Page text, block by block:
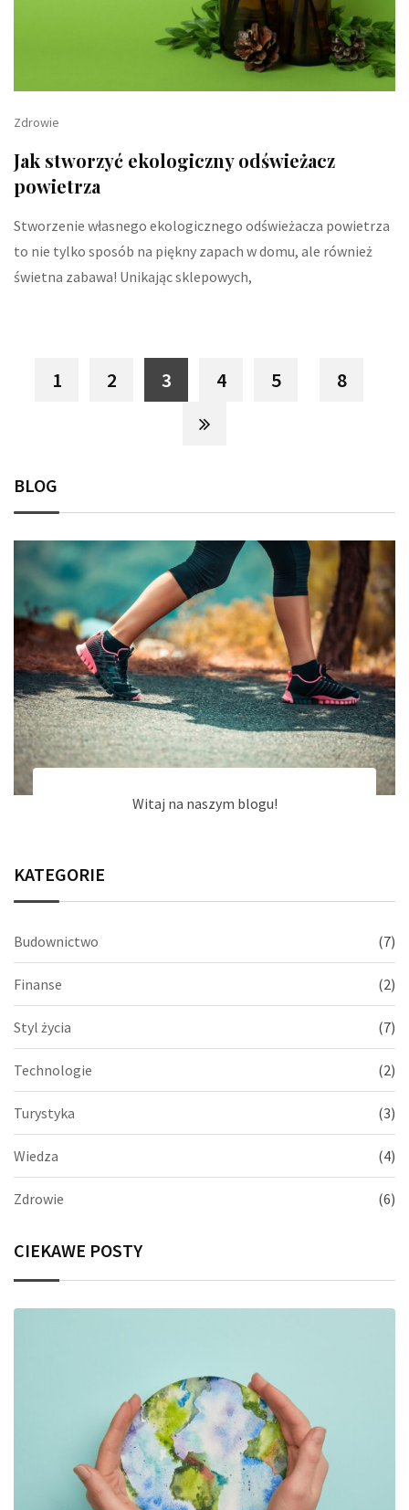
Zdrowie
Jak stworzyć ekologiczny odświeżacz
powietrza
Stworzenie własnego ekologicznego odświeżacza powietrza
to nie tylko sposób na piękny zapach w domu, ale również
świetna zabawa! Unikając sklepowych,
1 2 3 4 5 8
BLOG
Witaj na naszym blogu!
KATEGORIE
Budownictwo (7)
Finanse (2)
Styl życia (7)
Technologie (2)
Turystyka (3)
Wiedza (4)
Zdrowie (6)
CIEKAWE POSTY